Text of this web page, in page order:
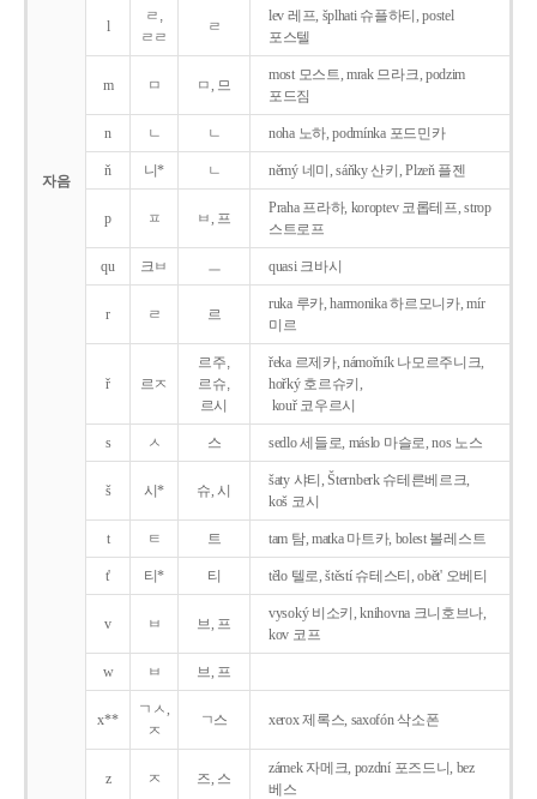
자음
l
ㄹ,
ㄹㄹ
ㄹ
lev 레프, šplhati 슈플하티, postel
포스텔
m ㅁ ㅁ, 므
most 모스트, mrak 므라크, podzim
포드짐
n ㄴ ㄴ noha 노하, podmínka 포드민카
ň 니* ㄴ němý 네미, sáňky 산키, Plzeň 플젠
p ㅍ ㅂ, 프
Praha 프라하, koroptev 코롭테프, strop
스트로프
qu 크ㅂ ㅡ quasi 크바시
r ㄹ 르
ruka 루카, harmonika 하르모니카, mír
미르
ř 르ㅈ
르주,
르슈,
르시
řeka 르제카, námořník 나모르주니크,
hořký 호르슈키,
kouř 코우르시
s ㅅ 스 sedlo 세들로, máslo 마슬로, nos 노스
š 시* 슈, 시
šaty 샤티, Šternberk 슈테른베르크,
koš 코시
t ㅌ 트 tam 탐, matka 마트카, bolest 볼레스트
t' 티* 티 tělo 텔로, štěstí 슈테스티, obět' 오베티
v ㅂ 브, 프
vysoký 비소키, knihovna 크니호브나,
kov 코프
w ㅂ 브, 프
x**
ㄱㅅ,
ㅈ
ㄱ스 xerox 제록스, saxofón 삭소폰
z ㅈ 즈, 스
zámek 자메크, pozdní 포즈드니, bez
베스